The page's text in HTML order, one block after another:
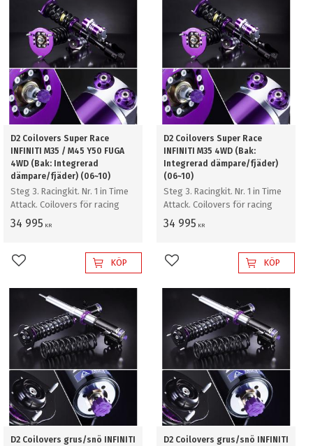
D2 Coilovers Super Race
INFINITI M35 / M45 Y50 FUGA
4WD (Bak: Integrerad
dämpare/fjäder) (06~10)
Steg 3. Racingkit. Nr. 1 in Time
Attack. Coilovers för racing
34 995 KR
Lägg till i favoriterKÖP
D2 Coilovers Super Race
INFINITI M35 4WD (Bak:
Integrerad dämpare/fjäder)
(06~10)
Steg 3. Racingkit. Nr. 1 in Time
Attack. Coilovers för racing
34 995 KR
Lägg till i favoriterKÖP
D2 Coilovers grus/snö INFINITI
D2 Coilovers grus/snö INFINITI